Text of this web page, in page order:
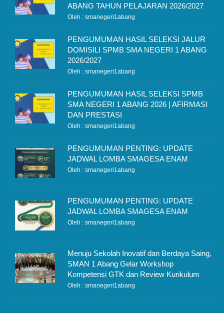
ABANG TAHUN PELAJARAN 2026/2027
Oleh : smanegeri1abang
PENGUMUMAN HASIL SELEKSI JALUR
DOMISILI SPMB SMA NEGERI 1 ABANG
2026/2027
Oleh : smanegeri1abang
PENGUMUMAN HASIL SELEKSI SPMB
SMA NEGERI 1 ABANG 2026 | AFIRMASI
DAN PRESTASI
Oleh : smanegeri1abang
PENGUMUMAN PENTING: UPDATE
JADWAL LOMBA SMAGESA ENAM
Oleh : smanegeri1abang
PENGUMUMAN PENTING: UPDATE
JADWAL LOMBA SMAGESA ENAM
Oleh : smanegeri1abang
Menuju Sekolah Inovatif dan Berdaya Saing,
SMAN 1 Abang Gelar Workshop
Kompetensi GTK dan Review Kurikulum
Oleh : smanegeri1abang